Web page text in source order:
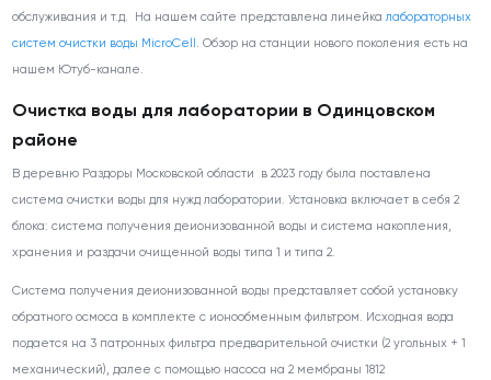
обслуживания и т.д. На нашем сайте представлена линейкалабораторных
систем очистки воды MicroCell . Обзор на станции нового поколения есть на
нашем Ютуб-канале.
Очистка воды для лаборатории в Одинцовском
районе
В деревню Раздоры Московской области в 2023 году была поставлена
система очистки воды для нужд лаборатории. Установка включает в себя 2
блока: система получения деионизованной воды и система накопления,
хранения и раздачи очищенной воды типа 1 и типа 2.
Система получения деионизованной воды представляет собой установку
обратного осмоса в комплекте с ионообменным фильтром. Исходная вода
подается на 3 патронных фильтра предварительной очистки (2 угольных + 1
механический), далее с помощью насоса на 2 мембраны 1812